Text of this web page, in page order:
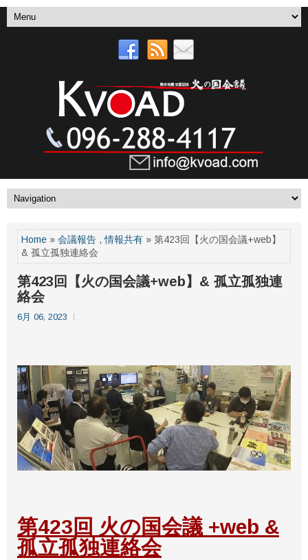
Home » 会議報告 ,情報共有 » 第423回【火の国会議+web】
& 孤立孤独連絡会
第423回【火の国会議+web】& 孤立孤独連
絡会
6月 06, 2023
第423回 火の国会議 +web &
孤立孤独連絡会